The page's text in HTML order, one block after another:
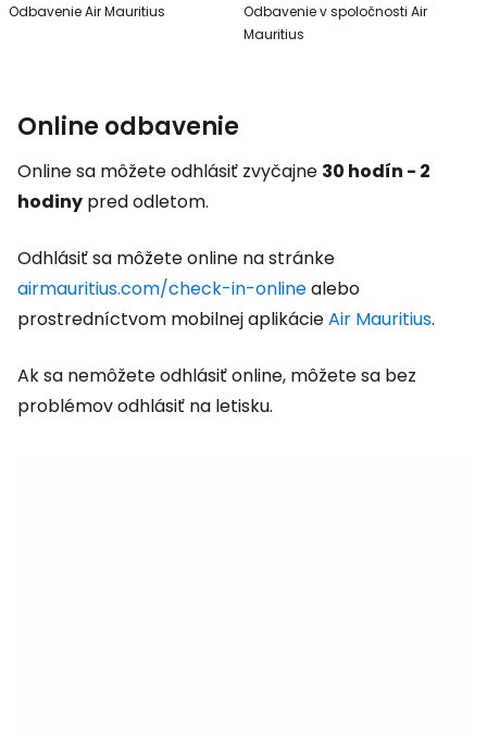
Odbavenie Air Mauritius
Odbavenie v spoločnosti Air
Mauritius
Online odbavenie
Online sa môžete odhlásiť zvyčajne 30 hodín - 2
hodiny pred odletom.
Odhlásiť sa môžete online na stránke
airmauritius.com/check-in-onlinealebo
prostredníctvom mobilnej aplikácieAir Mauritius.
Ak sa nemôžete odhlásiť online, môžete sa bez
problémov odhlásiť na letisku.